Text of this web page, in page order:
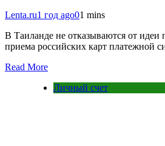
Lenta.ru1 год ago01 mins
В Таиланде не отказываются от идеи
приема российских карт платежной
Read More
Личный счет